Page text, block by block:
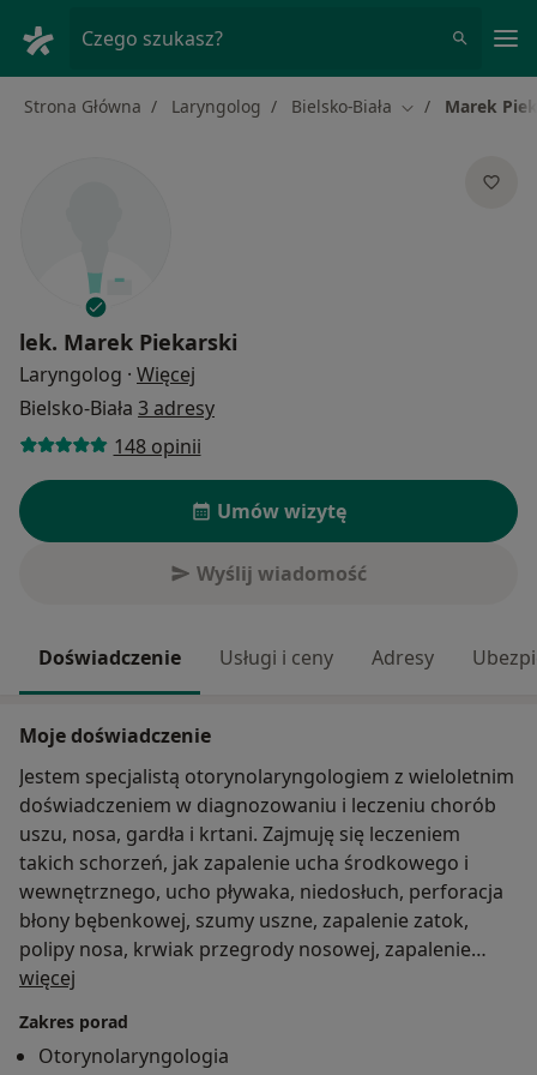
Czego szukasz?
Strona Główna Laryngolog Bielsko-Biała Zmień miasto
Marek
lek. Marek Piekarski
Laryngolog · Więcej
Bielsko-Biała 3 adresy
148 opinii
Umów wizytę
Wyślij wiadomość
Doświadczenie Usługi i ceny Adresy
Moje doświadczenie
Jestem specjalistą otorynolaryngologiem z wieloletnim
doświadczeniem w diagnozowaniu i leczeniu chorób
uszu, nosa, gardła i krtani. Zajmuję się leczeniem
takich schorzeń, jak zapalenie ucha środkowego i
wewnętrznego, ucho pływaka, niedosłuch, perforacja
błony bębenkowej, szumy uszne, zapalenie zatok,
polipy nosa, krwiak przegrody nosowej, zapalenie
gardła, angina, chrypka przewlekła, zapalenie krtani,
ustnej i gardła. Pomagam pacjentom z
dolegliwościami takimi jak ból i zatkane ucho, szumy
więcej
Zakres porad
Otorynolaryngologia